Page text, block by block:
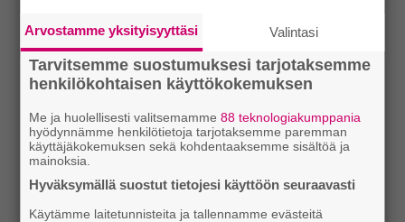
Arvostamme yksityisyyttäsi Valintasi
Tarvitsemme suostumuksesi tarjotaksemme
henkilökohtaisen käyttökokemuksen
Me ja huolellisesti valitsemamme88 teknologiakumppania
hyödynnämme henkilötietoja tarjotaksemme paremman
käyttäjäkokemuksen sekä kohdentaaksemme sisältöä ja
mainoksia.
Hyväksymällä suostut tietojesi käyttöön seuraavasti
Käytämme laitetunnisteita ja tallennamme evästeitä